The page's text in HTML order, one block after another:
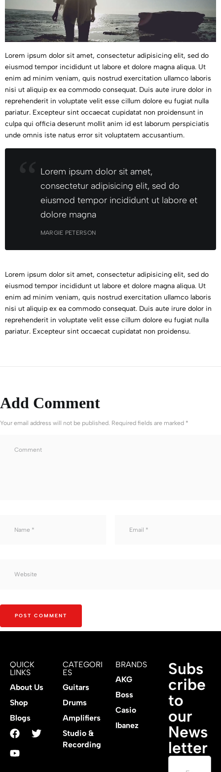
Lorem ipsum dolor sit amet, consectetur adipisicing elit, sed do
eiusmod tempor incididunt ut labore et dolore magna aliqua. Ut
enim ad minim veniam, quis nostrud exercitation ullamco laboris
nisi ut aliquip ex ea commodo consequat. Duis aute irure dolor in
reprehenderit in voluptate velit esse cillum dolore eu fugiat nulla
pariatur. Excepteur sint occaecat cupidatat non proidensunt in
culpa qui officia deserunt mollit anim id est laborum perspiciatis
unde omnis iste natus error sit voluptatem accusantium.
Lorem ipsum dolor sit amet,
consectetur adipisicing elit, sed do
eiusmod tempor incididunt ut labore et
dolore magna
MARGIE PETERSON
Lorem ipsum dolor sit amet, consectetur adipisicing elit, sed do
eiusmod tempor incididunt ut labore et dolore magna aliqua. Ut
enim ad minim veniam, quis nostrud exercitation ullamco laboris
nisi ut aliquip ex ea commodo consequat. Duis aute irure dolor in
reprehenderit in voluptate velit esse cillum dolore eu fugiat nulla
pariatur. Excepteur sint occaecat cupidatat non proidensu.
Add Comment
Your email address will not be published. Required fields are marked *
QUICK
LINKS
About Us
Shop
Blogs
CATEGORI
ES
Guitars
Drums
Amplifiers
Studio &
Recording
BRANDS
AKG
Boss
Casio
Ibanez
Subs
cribe
to
our
News
letter